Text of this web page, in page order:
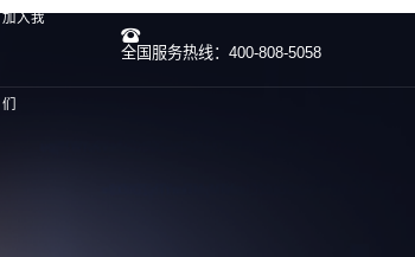
加入我
们
全国服务热线：400-808-5058